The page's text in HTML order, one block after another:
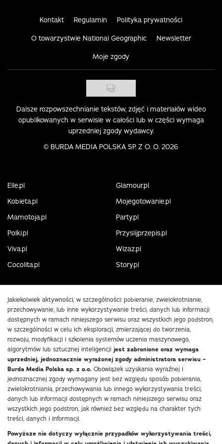
Kontakt Regulamin Polityka prywatności
O towarzystwie National Geographic Newsletter
Moje zgody
Dalsze rozpowszechnianie tekstów, zdjęć i materiałów wideo
opublikowanych w serwisie w całości lub w części wymaga
uprzedniej zgody wydawcy.
© BURDA MEDIA POLSKA SP. Z O. O. 2026
Elle.pl
Glamour.pl
Kobieta.pl
Mojegotowanie.pl
Mamotoja.pl
Party.pl
Polki.pl
Przyslijprzepis.pl
Viva.pl
Wizaz.pl
Cocolita.pl
Story.pl
Jakiekolwiek aktywności, w szczególności: pobieranie, zwielokrotnianie,
przechowywanie, lub inne wykorzystywanie treści, danych lub informacji
dostępnych w ramach niniejszego serwisu oraz wszystkich jego podstron,
w szczególności w celu ich eksploracji, zmierzającej do tworzenia,
rozwoju, modyfikacji i szkolenia systemów uczenia maszynowego,
algorytmów lub sztucznej inteligencji jest zabronione oraz wymaga
uprzedniej, jednoznacznie wyrażonej zgody administratora serwisu –
Burda Media Polska sp. z o.o. Obowiązek uzyskania wyraźnej i
jednoznacznej zgody wymagany jest bez względu sposób pobierania,
zwielokrotniania, przechowywania lub innego wykorzystywania treści,
danych lub informacji dostępnych w ramach niniejszego serwisu oraz
wszystkich jego podstron, jak również bez względu na charakter tych
treści, danych i informacji.
Powyższe nie dotyczy wyłącznie przypadków wykorzystywania treści,